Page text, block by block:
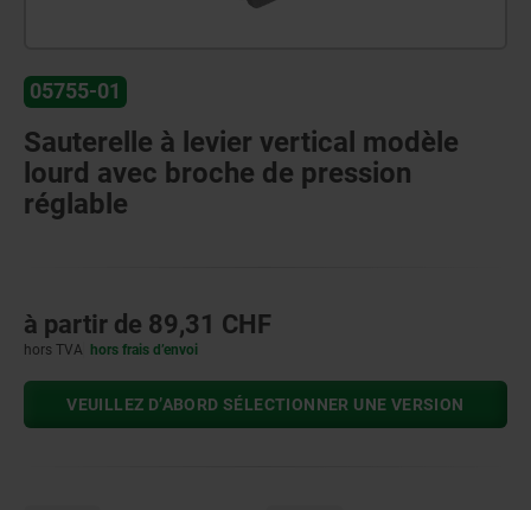
05755-01
Sauterelle à levier vertical modèle
lourd avec broche de pression
réglable
à partir de 89,31 CHF
hors TVA hors frais d’envoi
VEUILLEZ D’ABORD SÉLECTIONNER UNE VERSION